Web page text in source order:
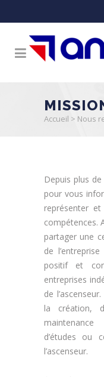
Accueil > Nous
Depuis plus
pour vous
représenter
compétences.
partager une
de
positif et
entreprises
de
la création,
d’études ou
l’ascenseur.